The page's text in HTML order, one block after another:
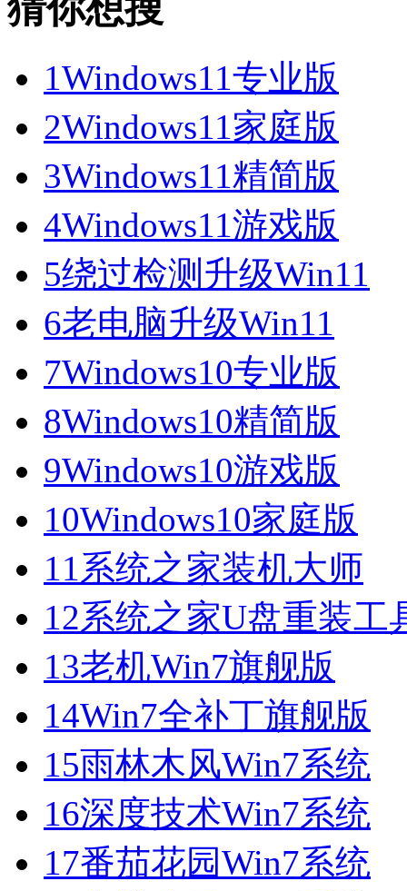
猜你想搜
1Windows11专业版
2Windows11家庭版
3Windows11精简版
4Windows11游戏版
5绕过检测升级Win11
6老电脑升级Win11
7Windows10专业版
8Windows10精简版
9Windows10游戏版
10Windows10家庭版
11系统之家装机大师
12系统之家U盘重装工
13老机Win7旗舰版
14Win7全补丁旗舰版
15雨林木风Win7系统
16深度技术Win7系统
17番茄花园Win7系统